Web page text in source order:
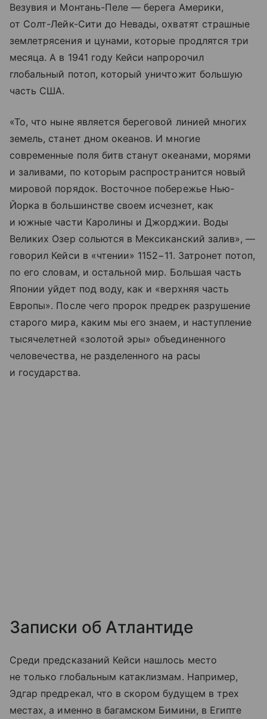
Везувия и Монтань-Пеле — берега Америки,
от Солт-Лейк-Сити до Невады, охватят страшные
землетрясения и цунами, которые продлятся три
месяца. А в 1941 году Кейси напророчил
глобальный потоп, который уничтожит большую
часть США.
«То, что ныне является береговой линией многих
земель, станет дном океанов. И многие
современные поля битв станут океанами, морями
и заливами, по которым распространится новый
мировой порядок. Восточное побережье Нью-
Йорка в большинстве своем исчезнет, как
и южные части Каролины и Джорджии. Воды
Великих Озер сольются в Мексиканский залив», —
говорил Кейси в «чтении» 1152−11. Затронет потоп,
по его словам, и остальной мир. Большая часть
Японии уйдет под воду, как и «верхняя часть
Европы». После чего пророк предрек разрушение
старого мира, каким мы его знаем, и наступление
тысячелетней «золотой эры» объединенного
человечества, не разделенного на расы
и государства.
Записки об Атлантиде
Среди предсказаний Кейси нашлось место
не только глобальным катаклизмам. Например,
Эдгар предрекал, что в скором будущем в трех
местах, а именно в багамском Бимини, в Египте